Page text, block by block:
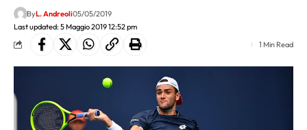
Last updated: 5 Maggio 2019 12:52 pm
ByL. Andreoli05/05/2019
1 Min Read